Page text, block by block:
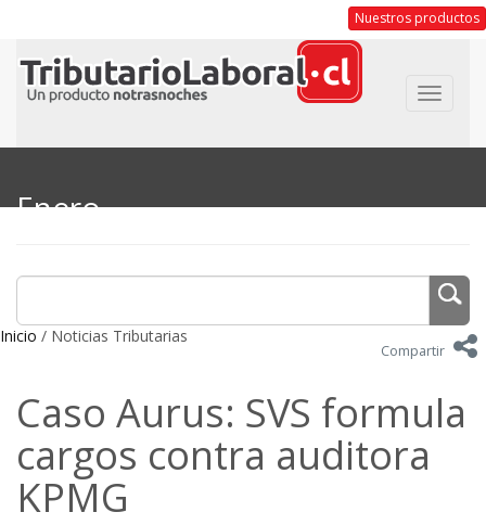
Nuestros productos
Toggle
Enero
Inicio / Noticias Tributarias
Compartir
Caso Aurus: SVS formula
cargos contra auditora
KPMG